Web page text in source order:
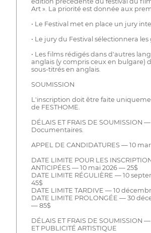
Art ». La priorité est donnée aux
• Le Festival met en place un jury
• Le jury du Festival sélectionnera
• Les films rédigés dans d'autres
anglais (y compris ceux en bulgare)
sous-titrés en anglais.
SOUMISSION
L'inscription doit être faite
de FESTHOME.
DÉLAIS ET FRAIS DE SOUMISSION —
Documentaires.
APPEL DE CANDIDATURES — 10
DATE LIMITE POUR LES
ANTICIPÉES — 10 mai 2026 — 25$
DATE LIMITE RÉGULIÈRE — 10
45$
DATE LIMITE TARDIVE — 10
DATE LIMITE PROLONGÉE — 30
— 85$
DÉLAIS ET FRAIS DE SOUMISSION
ET PUBLICITÉ ARTISTIQUE